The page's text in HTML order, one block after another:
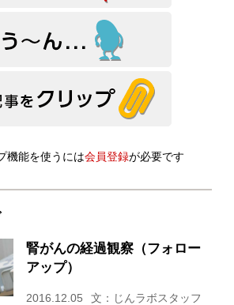
機能を使うには会員登録が必要です
腎がんの経過観察（フォロー
アップ）
2016.12.05 文：じんラボスタッフ